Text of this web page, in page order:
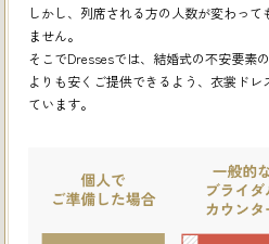
しかし、列席される方の人数が変わって
ません。
そこでDressesでは、結婚式の不安要素
よりも安くご提供できるよう、衣裳ドレ
ています。